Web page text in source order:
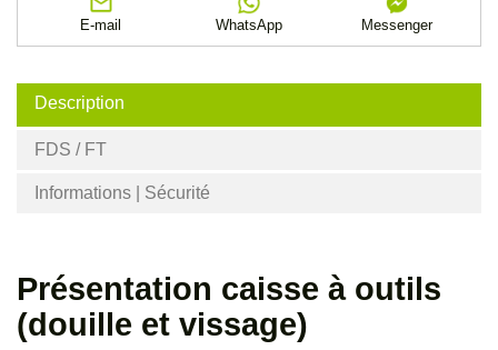
E-mail WhatsApp Messenger
Description
FDS / FT
Informations | Sécurité
Présentation caisse à outils
(douille et vissage)